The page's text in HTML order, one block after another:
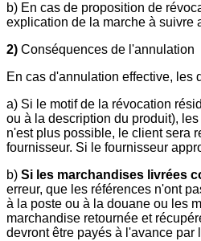
b) En cas de proposition de
explication de la marche à suivre
2) Conséquences de l'annulation
En cas d'annulation effective, les
a) Si le motif de la révocation
ou à la description du produit),
n'est plus possible, le client sera
fournisseur. Si le fournisseur
b) Si les marchandises livrées
erreur, que les références n'ont
à la poste ou à la douane ou les
marchandise retournée et
devront être payés à l'avance par